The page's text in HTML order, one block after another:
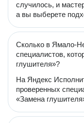
случилось, и
а вы выберете
Сколько в Ямало-
специалистов,
глушителя»?
На Яндекс
проверенных
«Замена